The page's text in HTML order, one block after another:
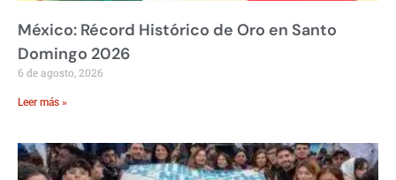
México: Récord Histórico de Oro en Santo
Domingo 2026
6 de agosto, 2026
Leer más »